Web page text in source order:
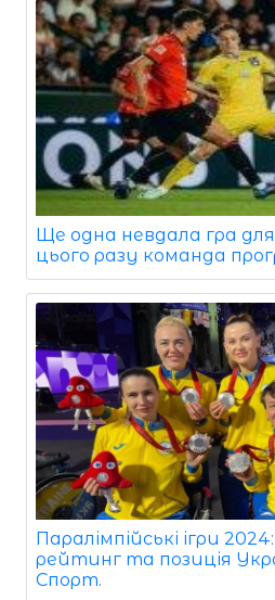
Ще одна невдала гра для
цього разу команда
Паралімпійські ігри
рейтинг та позиція
Спорт.